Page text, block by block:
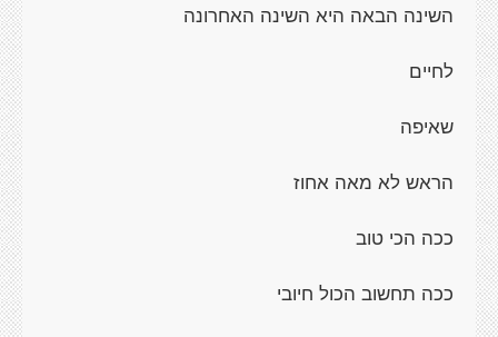
השינה הבאה היא השינה האחרונה
לחיים
שאיפה
הראש לא מאה אחוז
ככה הכי טוב
ככה תחשוב הכול חיובי